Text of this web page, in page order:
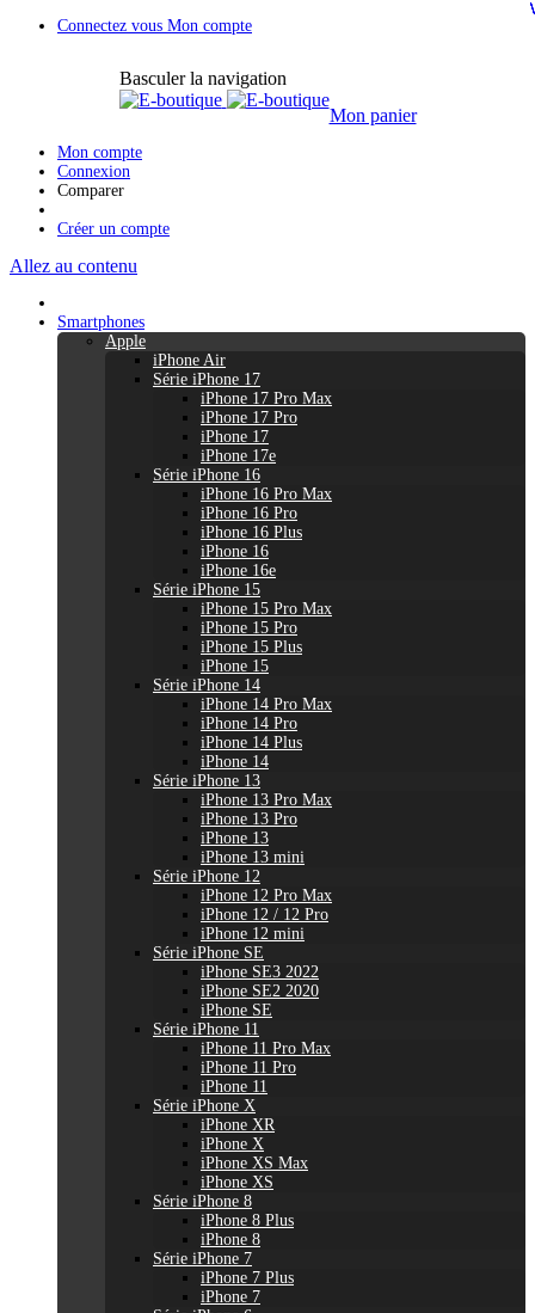
Connectez vous Mon compte
Basculer la navigation
Mon panier
Mon compte
Connexion
Comparer
Créer un compte
Allez au contenu
Smartphones
Apple
iPhone Air
Série iPhone 17
iPhone 17 Pro Max
iPhone 17 Pro
iPhone 17
iPhone 17e
Série iPhone 16
iPhone 16 Pro Max
iPhone 16 Pro
iPhone 16 Plus
iPhone 16
iPhone 16e
Série iPhone 15
iPhone 15 Pro Max
iPhone 15 Pro
iPhone 15 Plus
iPhone 15
Série iPhone 14
iPhone 14 Pro Max
iPhone 14 Pro
iPhone 14 Plus
iPhone 14
Série iPhone 13
iPhone 13 Pro Max
iPhone 13 Pro
iPhone 13
iPhone 13 mini
Série iPhone 12
iPhone 12 Pro Max
iPhone 12 / 12 Pro
iPhone 12 mini
Série iPhone SE
iPhone SE3 2022
iPhone SE2 2020
iPhone SE
Série iPhone 11
iPhone 11 Pro Max
iPhone 11 Pro
iPhone 11
Série iPhone X
iPhone XR
iPhone X
iPhone XS Max
iPhone XS
Série iPhone 8
iPhone 8 Plus
iPhone 8
Série iPhone 7
iPhone 7 Plus
iPhone 7